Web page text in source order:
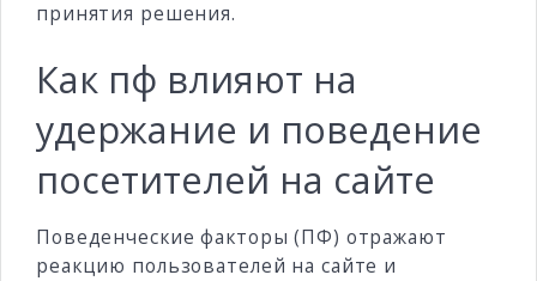
принятия решения.
Как пф влияют на
удержание и поведение
посетителей на сайте
Поведенческие факторы (ПФ) отражают
реакцию пользователей на сайте и